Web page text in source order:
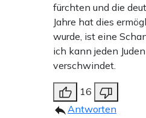
fürchten und die
Jahre hat dies
wurde, ist eine
ich kann jeden
verschwindet.
16
Antworten